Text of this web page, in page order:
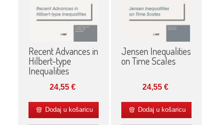
Recent Advances in
Hilbert-type
Inequalities
24,55€
Dodaj u košaricu
Jensen Inequalities
on Time Scales
24,55€
Dodaj u košaricu